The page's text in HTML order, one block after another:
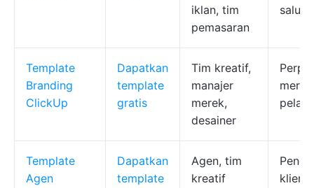
iklan, tim
pemasaran
Template
Branding
ClickUp
Dapatkan
template
gratis
Tim kreatif,
manajer
merek,
desainer
Template
Agen
Dapatkan
template
Agen, tim
kreatif
klien/